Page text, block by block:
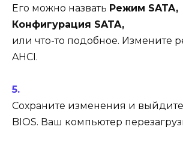
Его можно назвать Режим SATA,
Конфигурация SATA,
или что-то подобное. Измените
AHCI.
Сохраните изменения и выйдите
BIOS. Ваш компьютер